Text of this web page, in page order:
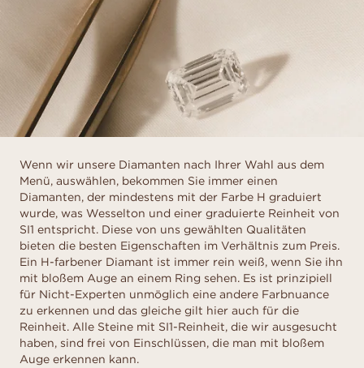
Wenn wir unsere Diamanten nach Ihrer Wahl aus dem
Menü, auswählen, bekommen Sie immer einen
Diamanten, der mindestens mit der Farbe H graduiert
wurde, was Wesselton und einer graduierte Reinheit von
SI1 entspricht. Diese von uns gewählten Qualitäten
bieten die besten Eigenschaften im Verhältnis zum Preis.
Ein H-farbener Diamant ist immer rein weiß, wenn Sie ihn
mit bloßem Auge an einem Ring sehen. Es ist prinzipiell
für Nicht-Experten unmöglich eine andere Farbnuance
zu erkennen und das gleiche gilt hier auch für die
Reinheit. Alle Steine mit SI1-Reinheit, die wir ausgesucht
haben, sind frei von Einschlüssen, die man mit bloßem
Auge erkennen kann.